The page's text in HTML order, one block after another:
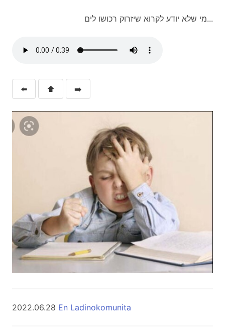
מי שלא יודע לקרוא שיזרוק רכושו לים...
⬅️ ⬆️ ➡️
2022.06.28 En Ladinokomunita